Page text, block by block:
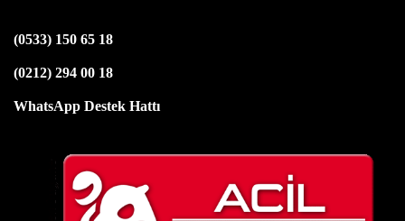
(0533) 150 65 18
(0212) 294 00 18
WhatsApp Destek Hattı